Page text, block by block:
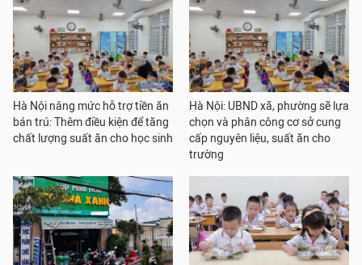
Hà Nội nâng mức hỗ trợ tiền ăn
bán trú: Thêm điều kiện để tăng
chất lượng suất ăn cho học sinh
Hà Nội: UBND xã, phường sẽ lựa
chọn và phân công cơ sở cung
cấp nguyên liệu, suất ăn cho
trường